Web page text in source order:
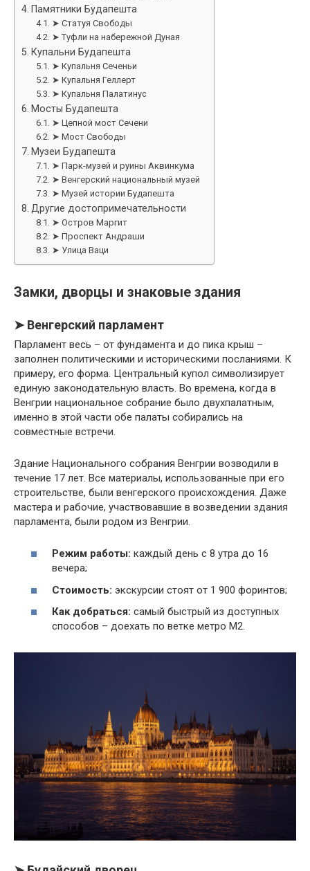
Памятники Будапешта
➤ Статуя Свободы
➤ Туфли на набережной Дуная
Купальни Будапешта
➤ Купальня Сеченьи
➤ Купальня Геллерт
➤ Купальня Палатинус
Мосты Будапешта
➤ Цепной мост Сечени
➤ Мост Свободы
Музеи Будапешта
➤ Парк-музей и руины Аквинкума
➤ Венгерский национальный музей
➤ Музей истории Будапешта
Другие достопримечательности
➤ Остров Маргит
➤ Проспект Андраши
➤ Улица Ваци
Замки, дворцы и знаковые здания
➤ Венгерский парламент
Парламент весь – от фундамента и до пика крыш –
заполнен политическими и историческими посланиями. К
примеру, его форма. Центральный купол символизирует
единую законодательную власть. Во времена, когда в
Венгрии национальное собрание было двухпалатным,
именно в этой части обе палаты собирались на
совместные встречи.
Здание Национального собрания Венгрии возводили в
течение 17 лет. Все материалы, использованные при его
строительстве, были венгерского происхождения. Даже
мастера и рабочие, участвовавшие в возведении здания
парламента, были родом из Венгрии.
Режим работы: каждый день с 8 утра до 16
вечера;
Стоимость: экскурсии стоят от 1 900 форинтов;
Как добраться: самый быстрый из доступных
способов – доехать по ветке метро М2.